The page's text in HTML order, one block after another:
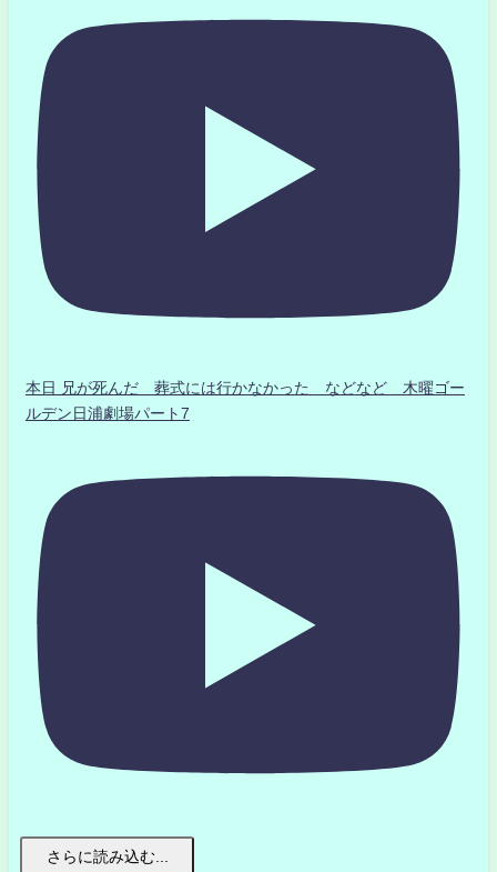
本日 兄が死んだ 葬式には行かなかった などなど 木曜ゴー
ルデン日浦劇場パート7
さらに読み込む...